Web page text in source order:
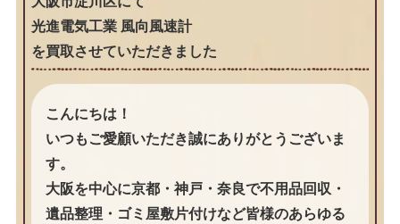
光進電気工業 風向風速計
を買取させていただきました
こんにちは！
いつもご愛顧いただき誠にありがとうございま
す。
大阪を中心に京都・神戸・奈良で不用品回収・
遺品整理・ゴミ屋敷片付けなど皆様のあらゆる